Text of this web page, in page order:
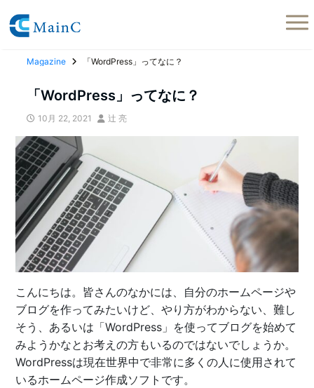
Magazine 「WordPress」ってなに？
「WordPress」ってなに？
10月 22, 2021 辻 亮
こんにちは。皆さんのなかには、自分のホームページや
ブログを作ってみたいけど、やり方がわからない、難し
そう、あるいは「WordPress」を使ってブログを始めて
みようかなとお考えの方もいるのではないでしょうか。
WordPressは現在世界中で非常に多くの人に使用されて
いるホームページ作成ソフトです。